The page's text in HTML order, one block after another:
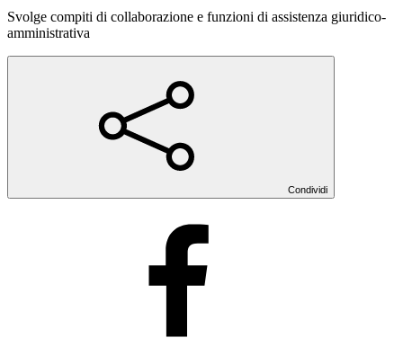
Svolge compiti di collaborazione e funzioni di assistenza giuridico-
amministrativa
Condividi